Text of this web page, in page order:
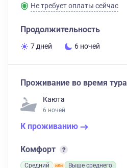
Не требует оплаты сейчас
Продолжительность
7 дней 6 ночей
Проживание во время тура
Каюта
6 ночей
К проживанию
Комфорт
Средний Выше среднего